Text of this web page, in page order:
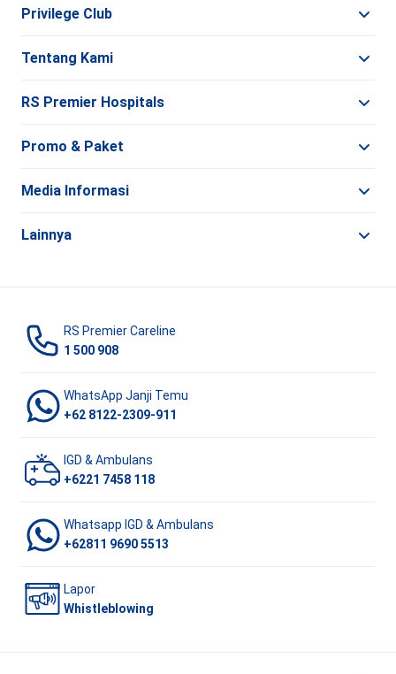
Privilege Club
Tentang Kami
RS Premier Hospitals
Promo & Paket
Media Informasi
Lainnya
RS Premier Careline
1 500 908
WhatsApp Janji Temu
+62 8122-2309-911
IGD & Ambulans
+6221 7458 118
Whatsapp IGD & Ambulans
+62811 9690 5513
Lapor
Whistleblowing